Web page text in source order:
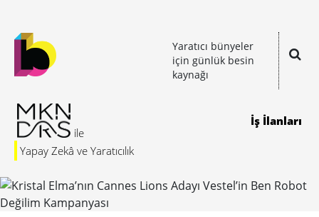
Yaratıcı bünyeler
için günlük besin
kaynağı
Yapay Zekâ ve Yaratıcılık
İş İlanları